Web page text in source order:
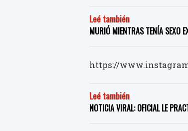
Leé también
MURIÓ MIENTRAS TENÍA SEXO
https://
Leé también
NOTICIA VIRAL: OFICIAL LE